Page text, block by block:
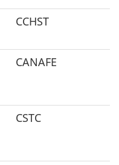
CCHST
CANAFE
CSTC